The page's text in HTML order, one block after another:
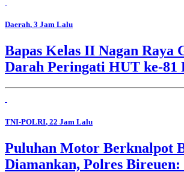
Daerah, 3 Jam Lalu
Bapas Kelas II Nagan Raya
Darah Peringati HUT ke-81
TNI-POLRI, 22 Jam Lalu
Puluhan Motor Berknalpot
Diamankan, Polres